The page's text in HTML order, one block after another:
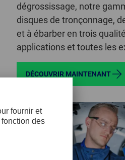
dégrossissage, notre
disques de tronçonnage,
et à ébarber en trois
applications et toutes les
DÉCOUVRIR MAINTENANT